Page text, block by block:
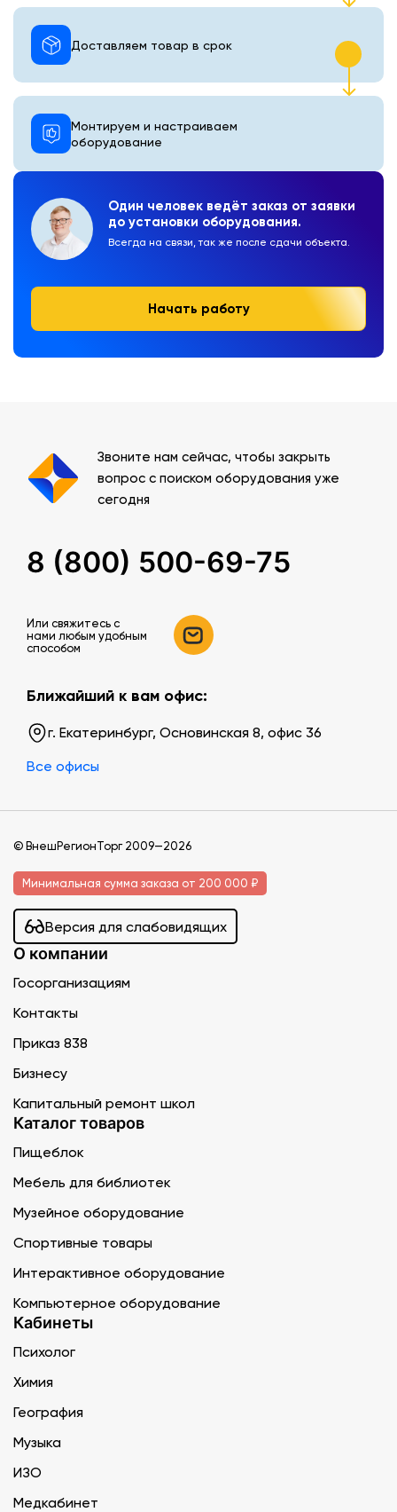
Один человек ведёт заказ от заявки
до установки оборудования.
Всегда на связи, так же после сдачи объекта.
Начать работу
Монтируем и настраиваем
оборудование
Доставляем товар в срок
Звоните нам сейчас, чтобы закрыть
вопрос с поиском оборудования уже
сегодня
8 (800) 500-69-75
Или свяжитесь c
нами любым удобным
способом
Ближайший к вам офис:
г. Екатеринбург, Основинская 8, офис 36
Все офисы
© ВнешРегионТорг 2009—2026
Минимальная сумма заказа от 200 000 ₽
Версия для слабовидящих
О компании
Госорганизациям
Контакты
Приказ 838
Бизнесу
Капитальный ремонт школ
Каталог товаров
Пищеблок
Мебель для библиотек
Музейное оборудование
Спортивные товары
Интерактивное оборудование
Компьютерное оборудование
Кабинеты
Психолог
Химия
География
Музыка
ИЗО
Медкабинет